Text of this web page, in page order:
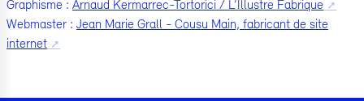
Graphisme : Arnaud Kermarrec-Tortorici / L’Illustre Fabrique
Webmaster : Jean Marie Grall - Cousu Main, fabricant de site
internet